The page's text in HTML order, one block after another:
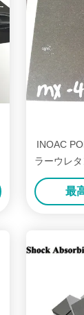
INOAC
ラーウレ
最